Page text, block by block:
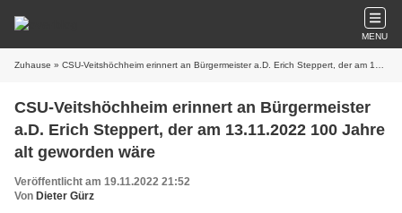
MENU
Zuhause » CSU-Veitshöchheim erinnert an Bürgermeister a.D. Erich Steppert, der am 13.11.2022 100 Jahre alt geworden wäre
CSU-Veitshöchheim erinnert an Bürgermeister
a.D. Erich Steppert, der am 13.11.2022 100 Jahre
alt geworden wäre
Veröffentlicht am 19.11.2022 21:52
Von Dieter Gürz